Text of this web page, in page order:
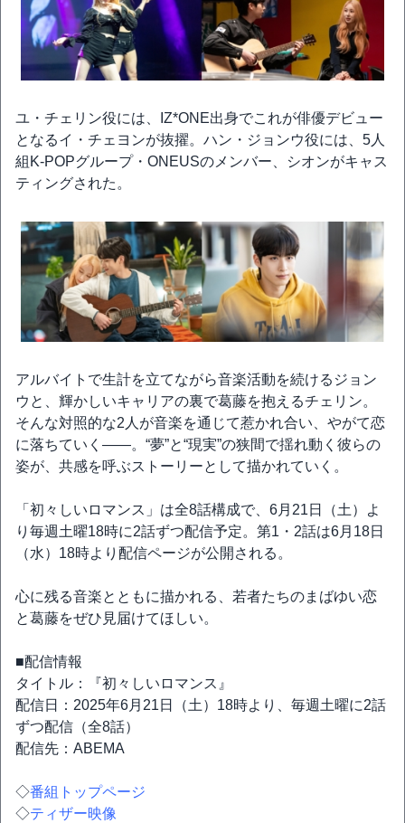
ユ・チェリン役には、IZ*ONE出身でこれが俳優デビュー
となるイ・チェヨンが抜擢。ハン・ジョンウ役には、5人
組K-POPグループ・ONEUSのメンバー、シオンがキャス
ティングされた。
アルバイトで生計を立てながら音楽活動を続けるジョン
ウと、輝かしいキャリアの裏で葛藤を抱えるチェリン。
そんな対照的な2人が音楽を通じて惹かれ合い、やがて恋
に落ちていく――。“夢”と“現実”の狭間で揺れ動く彼らの
姿が、共感を呼ぶストーリーとして描かれていく。
「初々しいロマンス」は全8話構成で、6月21日（土）よ
り毎週土曜18時に2話ずつ配信予定。第1・2話は6月18日
（水）18時より配信ページが公開される。
心に残る音楽とともに描かれる、若者たちのまばゆい恋
と葛藤をぜひ見届けてほしい。
■配信情報
タイトル：『初々しいロマンス』
配信日：2025年6月21日（土）18時より、毎週土曜に2話
ずつ配信（全8話）
配信先：ABEMA
◇番組トップページ
◇ティザー映像